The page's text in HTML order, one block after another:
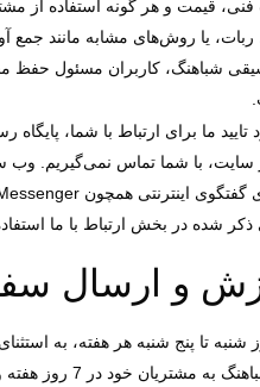
قیمت و هر گونه استفاده از
ربات، یا روش‌‏های مشابه مانند
شباهنگ، کاربران مسئول حفظ
ما برای ارتباط با شما،
با شما تماس نمی‌‏گیریم. وب
گفتگوی اینترنتی همچون
شده در بخش ارتباط با ما استفاده
و ارسال
شنبه تا پنج شنبه هر هفته، به
هفته و 24 ساعت در روز امکان سفارش‌‏گذاری می‌‏دهد.